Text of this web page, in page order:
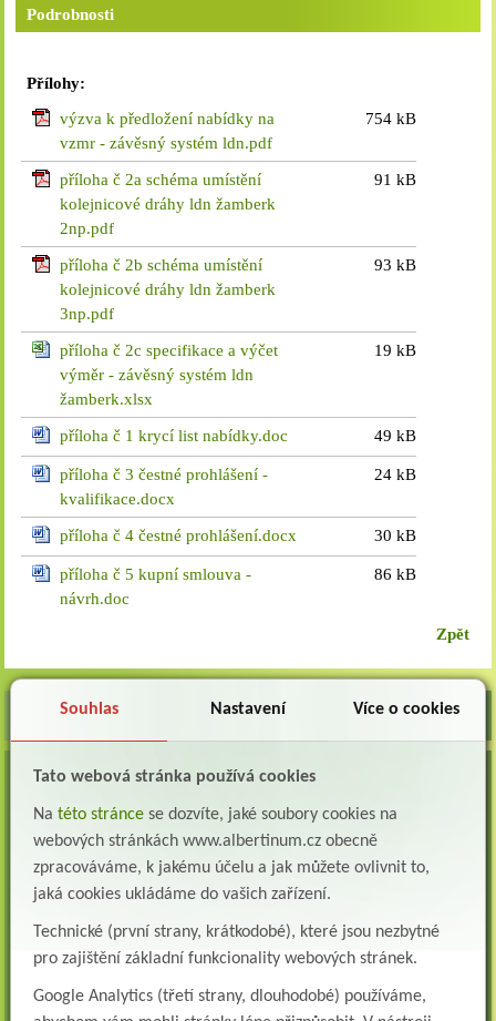
Podrobnosti
Přílohy:
výzva k předložení nabídky na
vzmr - závěsný systém ldn.pdf
754 kB
příloha č 2a schéma umístění
kolejnicové dráhy ldn žamberk
2np.pdf
91 kB
příloha č 2b schéma umístění
kolejnicové dráhy ldn žamberk
3np.pdf
93 kB
příloha č 2c specifikace a výčet
výměr - závěsný systém ldn
žamberk.xlsx
19 kB
příloha č 1 krycí list nabídky.doc 49 kB
příloha č 3 čestné prohlášení -
kvalifikace.docx
24 kB
příloha č 4 čestné prohlášení.docx 30 kB
příloha č 5 kupní smlouva -
návrh.doc
86 kB
Zpět
VOLNÁ MÍSTA
Lékař oddělení následné a dlouhodobé péče (LDN)
Albertinum, odborný léčebný ústav, Žamberk přijme do pracovního poměru: Lékaře na
oddělení následné a dlouhodobé lůžkové...
Lékař na oddělení psychiatrie
Albertinum, odborný léčebný ústav, Žamberkpřijme do pracovního poměru: Lékaře na
oddělení psychiatrie ...
Albertinum, odborný léčebný ústav, Žamberk přijme do pracovního poměru: Lékaře na
Souhlas Nastavení Více o cookies
Tato webová stránka používá cookies
Na této stránce se dozvíte, jaké soubory cookies na
webových stránkách www.albertinum.cz obecně
zpracováváme, k jakému účelu a jak můžete ovlivnit to,
jaká cookies ukládáme do vašich zařízení.
Technické (první strany, krátkodobé), které jsou nezbytné
pro zajištění základní funkcionality webových stránek.
Google Analytics (třetí strany, dlouhodobé) používáme,